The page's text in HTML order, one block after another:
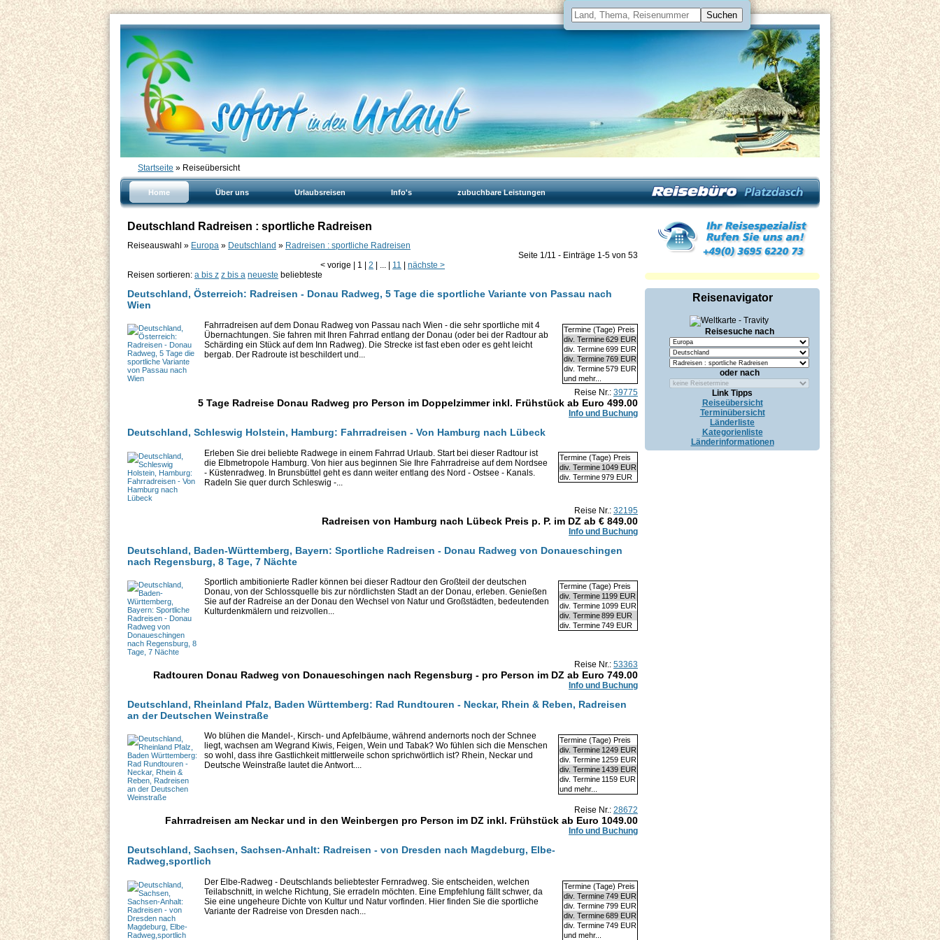
Startseite » Reiseübersicht
Home Über uns Urlaubsreisen Info's zubuchbare Leistungen
Deutschland Radreisen : sportliche Radreisen
Reiseauswahl » Europa » Deutschland » Radreisen : sportliche Radreisen
Seite 1/11 - Einträge 1-5 von 53
< vorige | 1 | 2 | | 11 | nächste >
Reisen sortieren: a bis z z bis a neueste beliebteste
Deutschland, Österreich: Radreisen - Donau Radweg, 5 Tage die sportliche Variante von Passau nach
Wien
Termine (Tage) Preis
div. Termine629 EUR
div. Termine699 EUR
div. Termine769 EUR
div. Termine579 EUR
und mehr...
Fahrradreisen auf dem Donau Radweg von Passau nach Wien - die sehr sportliche mit 4
Übernachtungen. Sie fahren mit Ihren Fahrrad entlang der Donau (oder bei der Radtour ab
Schärding ein Stück auf dem Inn Radweg). Die Strecke ist fast eben oder es geht leicht
bergab. Der Radroute ist beschildert und...
Reise Nr.: 39775
5 Tage Radreise Donau Radweg pro Person im Doppelzimmer inkl. Frühstück ab Euro 499.00
Info und Buchung
Deutschland, Schleswig Holstein, Hamburg: Fahrradreisen - Von Hamburg nach Lübeck
Termine (Tage) Preis
div. Termine 1049 EUR
div. Termine979 EUR
Erleben Sie drei beliebte Radwege in einem Fahrrad Urlaub. Start bei dieser Radtour ist
die Elbmetropole Hamburg. Von hier aus beginnen Sie Ihre Fahrradreise auf dem Nordsee
- Küstenradweg. In Brunsbüttel geht es dann weiter entlang des Nord - Ostsee - Kanals.
Radeln Sie quer durch Schleswig -...
Reise Nr.: 32195
Radreisen von Hamburg nach Lübeck Preis p. P. im DZ ab € 849.00
Info und Buchung
Deutschland, Baden-Württemberg, Bayern: Sportliche Radreisen - Donau Radweg von Donaueschingen
nach Regensburg, 8 Tage, 7 Nächte
Termine (Tage) Preis
div. Termine 1199 EUR
div. Termine 1099 EUR
div. Termine899 EUR
div. Termine749 EUR
Sportlich ambitionierte Radler können bei dieser Radtour den Großteil der deutschen
Donau, von der Schlossquelle bis zur nördlichsten Stadt an der Donau, erleben. Genießen
Sie auf der Radreise an der Donau den Wechsel von Natur und Großstädten, bedeutenden
Kulturdenkmälern und reizvollen...
Reise Nr.: 53363
Radtouren Donau Radweg von Donaueschingen nach Regensburg - pro Person im DZ ab Euro 749.00
Info und Buchung
Deutschland, Rheinland Pfalz, Baden Württemberg: Rad Rundtouren - Neckar, Rhein & Reben, Radreisen
an der Deutschen Weinstraße
Termine (Tage) Preis
div. Termine 1249 EUR
div. Termine 1259 EUR
div. Termine 1439 EUR
div. Termine 1159 EUR
und mehr...
Wo blühen die Mandel-, Kirsch- und Apfelbäume, während andernorts noch der Schnee
liegt, wachsen am Wegrand Kiwis, Feigen, Wein und Tabak? Wo fühlen sich die Menschen
so wohl, dass ihre Gastlichkeit mittlerweile schon sprichwörtlich ist? Rhein, Neckar und
Deutsche Weinstraße lautet die Antwort....
Reise Nr.: 28672
Fahrradreisen am Neckar und in den Weinbergen pro Person im DZ inkl. Frühstück ab Euro 1049.00
Info und Buchung
Deutschland, Sachsen, Sachsen-Anhalt: Radreisen - von Dresden nach Magdeburg, Elbe-
Radweg,sportlich
Termine (Tage) Preis
div. Termine749 EUR
div. Termine799 EUR
div. Termine689 EUR
div. Termine749 EUR
und mehr...
Der Elbe-Radweg - Deutschlands beliebtester Fernradweg. Sie entscheiden, welchen
Teilabschnitt, in welche Richtung, Sie erradeln möchten. Eine Empfehlung fällt schwer, da
Sie eine ungeheure Dichte von Kultur und Natur vorfinden. Hier finden Sie die sportliche
Variante der Radreise von Dresden nach...
Reisenavigator
Reisesuche nach
oder nach
Link Tipps
Reiseübersicht
Terminübersicht
Länderliste
Kategorienliste
Länderinformationen